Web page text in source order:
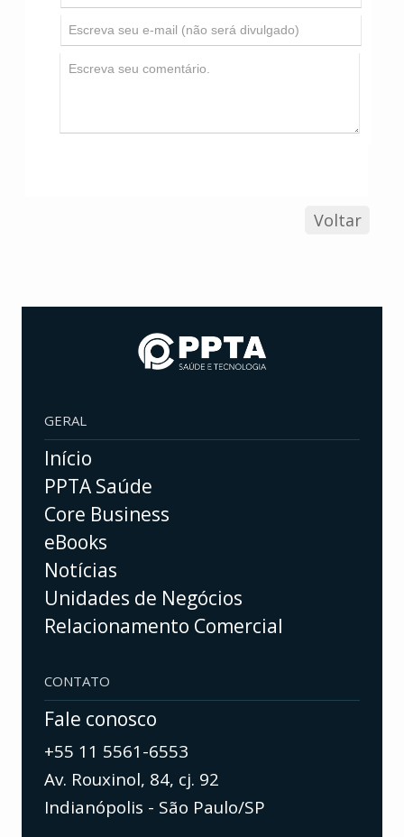
Voltar
GERAL
Início
PPTA Saúde
Core Business
eBooks
Notícias
Unidades de Negócios
Relacionamento Comercial
CONTATO
Fale conosco
+55 11 5561-6553
Av. Rouxinol, 84, cj. 92
Indianópolis - São Paulo/SP